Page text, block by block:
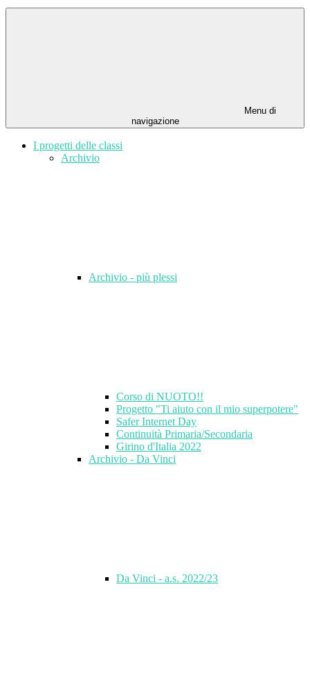
Menu di
navigazione
I progetti delle classi
Archivio
Archivio - più plessi
Corso di NUOTO!!
Progetto "Ti aiuto con il mio superpotere"
Safer Internet Day
Continuità Primaria/Secondaria
Girino d'Italia 2022
Archivio - Da Vinci
Da Vinci - a.s. 2022/23